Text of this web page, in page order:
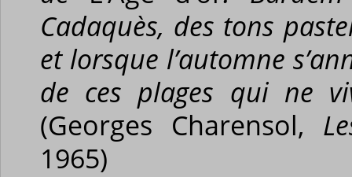
Cadaquès, des tons
et lorsque l’automne
de ces plages qui ne
(Georges Charensol,
1965)